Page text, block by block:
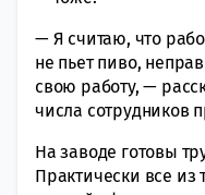
— Я считаю, что
не пьет пиво,
свою работу, —
числа сотрудников
На заводе готовы
Практически все из